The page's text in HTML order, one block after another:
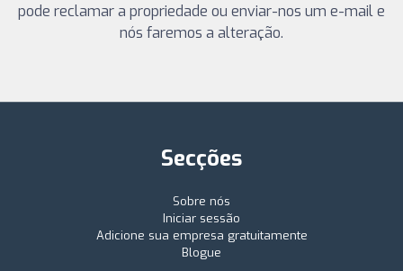
pode reclamar a propriedade ou enviar-nos um e-mail e
nós faremos a alteração.
Secções
Sobre nós
Iniciar sessão
Adicione sua empresa gratuitamente
Blogue